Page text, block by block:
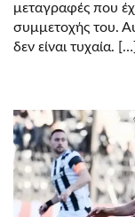
μεταγραφές που
συμμετοχής του.
δεν είναι τυχαία. […]